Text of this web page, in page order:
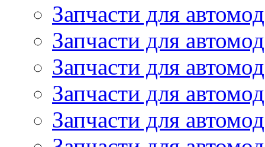
Запчасти для
Запчасти для
Запчасти для
Запчасти для
Запчасти для